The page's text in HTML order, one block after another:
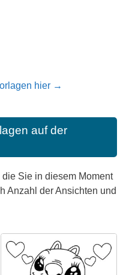
hier →
auf der
Sie in diesem Moment
Anzahl der Ansichten und